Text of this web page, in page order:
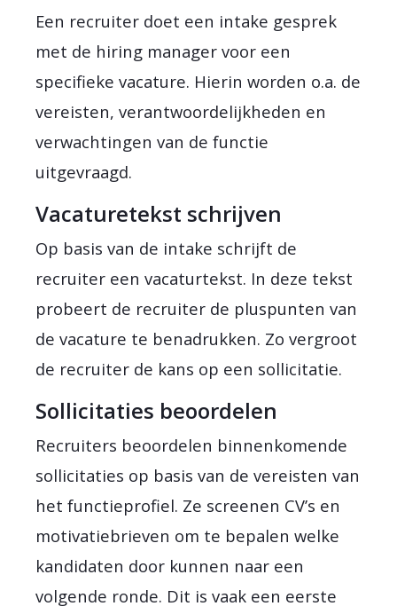
Een recruiter doet een intake gesprek
met de hiring manager voor een
specifieke vacature. Hierin worden o.a. de
vereisten, verantwoordelijkheden en
verwachtingen van de functie
uitgevraagd.
Vacaturetekst schrijven
Op basis van de intake schrijft de
recruiter een vacaturtekst. In deze tekst
probeert de recruiter de pluspunten van
de vacature te benadrukken. Zo vergroot
de recruiter de kans op een sollicitatie.
Sollicitaties beoordelen
Recruiters beoordelen binnenkomende
sollicitaties op basis van de vereisten van
het functieprofiel. Ze screenen CV’s en
motivatiebrieven om te bepalen welke
kandidaten door kunnen naar een
volgende ronde. Dit is vaak een eerste